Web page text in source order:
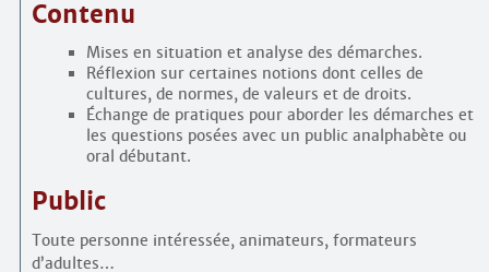
Contenu
Mises en situation et analyse des démarches.
Réflexion sur certaines notions dont celles de
cultures, de normes, de valeurs et de droits.
Échange de pratiques pour aborder les démarches et
les questions posées avec un public analphabète ou
oral débutant.
Public
Toute personne intéressée, animateurs, formateurs
d’adultes…